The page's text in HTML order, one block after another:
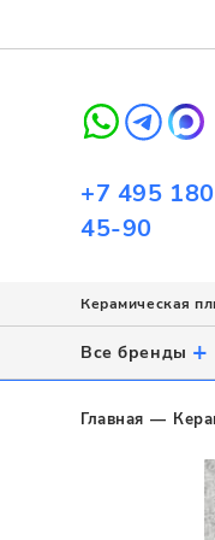
+7 495
45-90
Керамическая
Напольное
Настенное
Назначение
Назначение
Для ванной
Напольное
Назначение
Для ванной
Для бассейна
Все бренды +
Главная